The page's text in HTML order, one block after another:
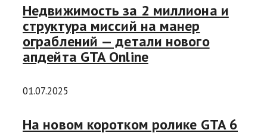
Недвижимость за 2 миллиона и
структура миссий на манер
ограблений — детали нового
апдейта GTA Online
01.07.2025
На новом коротком ролике GTA 6